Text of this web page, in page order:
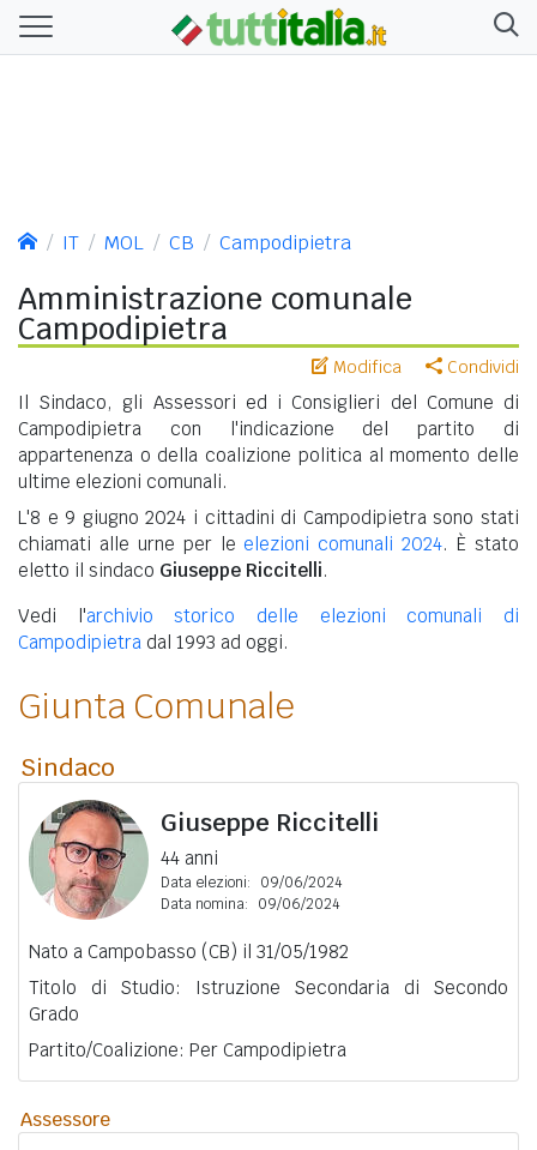
IT MOL CB Campodipietra
Amministrazione comunale
Campodipietra
Modifica Condividi
Il Sindaco, gli Assessori ed i Consiglieri del Comune di
Campodipietra con l'indicazione del partito di
appartenenza o della coalizione politica al momento delle
ultime elezioni comunali.
L'8 e 9 giugno 2024 i cittadini di Campodipietra sono stati
chiamati alle urne per le elezioni comunali 2024. È stato
eletto il sindaco Giuseppe Riccitelli.
Vedi l'archivio storico delle elezioni comunali di
Campodipietra dal 1993 ad oggi.
Giunta Comunale
Sindaco
Giuseppe Riccitelli
44 anni
Data elezioni:
09/06/2024
Data nomina:
09/06/2024
Nato a Campobasso (CB) il 31/05/1982
Titolo di Studio: Istruzione Secondaria di Secondo
Grado
Partito/Coalizione: Per Campodipietra
Assessore